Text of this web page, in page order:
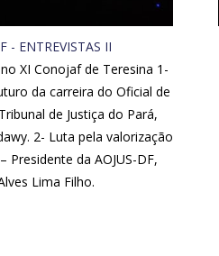
- ENTREVISTAS II
XI Conojaf de Teresina 1-
da carreira do Oficial de
de Justiça do Pará,
2- Luta pela valorização
Presidente da AOJUS-DF,
Lima Filho.